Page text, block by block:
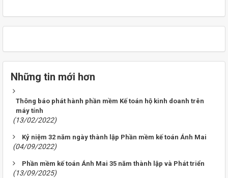
Những tin mới hơn
Thông báo phát hành phần mềm Kế toán hộ kinh doanh trên
máy tính
(13/02/2022)
Kỷ niệm 32 năm ngày thành lập Phần mềm kế toán Ánh Mai
(04/09/2022)
Phần mềm kế toán Ánh Mai 35 năm thành lập và Phát triển
(13/09/2025)